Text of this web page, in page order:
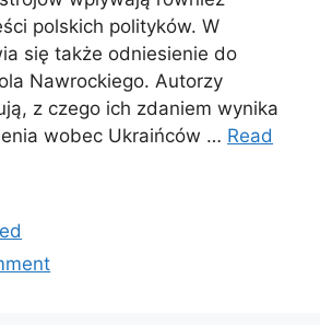
polskich polityków. W
się także odniesienie do
Nawrockiego. Autorzy
z czego ich zdaniem wynika
wobec Ukraińców … Read